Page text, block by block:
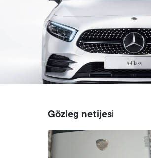
Gözleg netijesi